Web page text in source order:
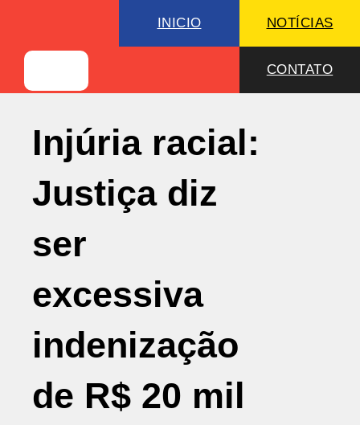
INICIO NOTÍCIAS
CONTATO
Injúria racial:
Justiça diz
ser
excessiva
indenização
de R$ 20 mil